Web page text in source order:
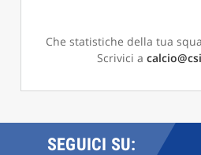
Che statistiche della tua
Scrivici a
SEGUICI SU: